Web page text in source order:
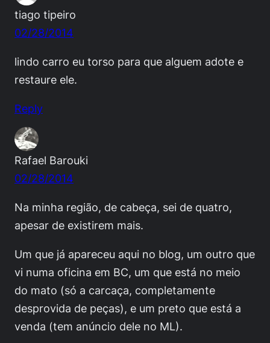
tiago tipeiro
02/28/2014
lindo carro eu torso para que alguem adote e
restaure ele.
Reply
Rafael Barouki
02/28/2014
Na minha região, de cabeça, sei de quatro,
apesar de existirem mais.
Um que já apareceu aqui no blog, um outro que
vi numa oficina em BC, um que está no meio
do mato (só a carcaça, completamente
desprovida de peças), e um preto que está a
venda (tem anúncio dele no ML).